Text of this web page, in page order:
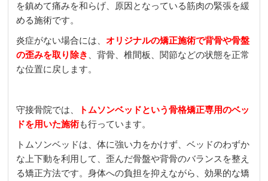
を鎮めて痛みを和らげ、原因となっている筋肉の緊張を緩
める施術です。
炎症がない場合には、オリジナルの矯正施術で背骨や骨盤
の歪みを取り除き
、背骨、椎間板、関節などの状態を正常
な位置に戻します。
守接骨院では、
トムソンベッドという骨格矯正専用のベッ
ドを用いた施術も行っています。
トムソンベッドは、体に強い力をかけず、ベッドのわずか
な上下動を利用して、歪んだ骨盤や背骨のバランスを整え
る矯正方法です。身体への負担を抑えながら、効果的な矯